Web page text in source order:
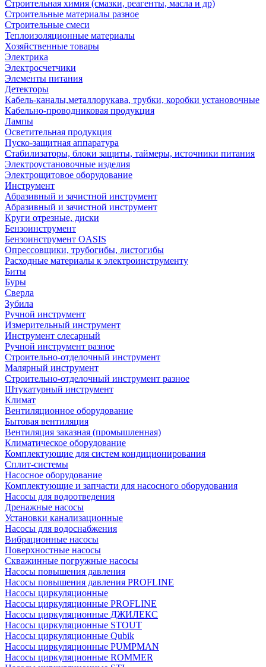
Строительная химия (смазки, реагенты, масла и др)
Строительные материалы разное
Строительные смеси
Теплоизоляционные материалы
Хозяйственные товары
Электрика
Электросчетчики
Элементы питания
Детекторы
Кабель-каналы,металлорукава, трубки, коробки установочные
Кабельно-проводниковая продукция
Лампы
Осветительная продукция
Пуско-защитная аппаратура
Стабилизаторы, блоки защиты, таймеры, источники питания
Электроустановочные изделия
Электрощитовое оборудование
Инструмент
Абразивный и зачистной инструмент
Абразивный и зачистной инструмент
Круги отрезные, диски
Бензоинструмент
Бензоинструмент OASIS
Опрессовщики, трубогибы, листогибы
Расходные материалы к электроинструменту
Биты
Буры
Сверла
Зубила
Ручной инструмент
Измерительный инструмент
Инструмент слесарный
Ручной инструмент разное
Строительно-отделочный инструмент
Малярный инструмент
Строительно-отделочный инструмент разное
Штукатурный инструмент
Климат
Вентиляционное оборудование
Бытовая вентиляция
Вентиляция заказная (промышленная)
Климатическое оборудование
Комплектующие для систем кондиционирования
Сплит-системы
Насосное оборудование
Комплектующие и запчасти для насосного оборудования
Насосы для водоотведения
Дренажные насосы
Установки канализационные
Насосы для водоснабжения
Вибрационные насосы
Поверхностные насосы
Скважинные погружные насосы
Насосы повышения давления
Насосы повышения давления PROFLINE
Насосы циркуляционные
Насосы циркуляционные PROFLINE
Насосы циркуляционные ДЖИЛЕКС
Насосы циркуляционные STOUT
Насосы циркуляционные Qubik
Насосы циркуляционные PUMPMAN
Насосы циркуляционные ROMMER